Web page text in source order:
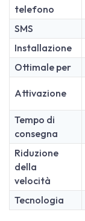
telefono
SMS
Installazione
Ottimale per
Attivazione
Tempo di
consegna
Riduzione
della
velocità
Tecnologia